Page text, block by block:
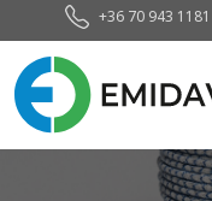
+36 70 943 1181